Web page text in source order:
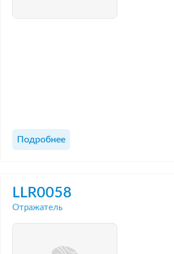
Подробнее
LLR0058
Отражатель